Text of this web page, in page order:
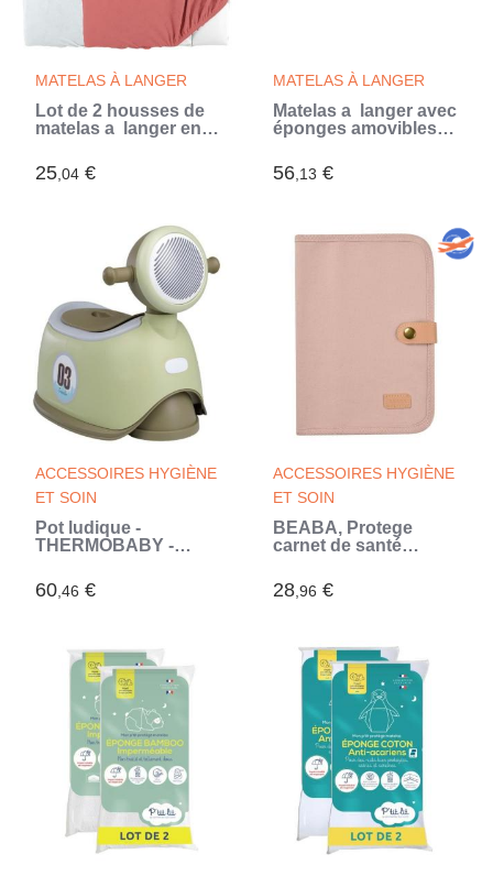
MATELAS À LANGER
Lot de 2 housses de
matelas a langer en
Blanc / Terracotta - 50
X 75 cm (Rouge)
25,04 €
MATELAS À LANGER
Matelas a langer avec
éponges amovibles -
cm (Blanc)
56,13 €
ACCESSOIRES HYGIÈNE
ET SOIN
Pot ludique -
THERMOBABY -
amovible (Vert)
60,46 €
ACCESSOIRES HYGIÈNE
ET SOIN
BEABA, Protege
carnet de santé
(Rose)
28,96 €